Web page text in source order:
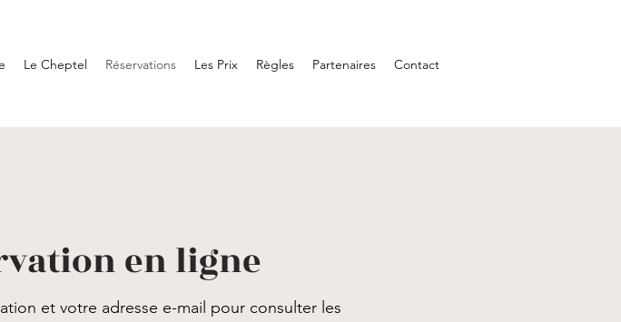
Le Cheptel Réservations Les Prix Règles Partenaires Contact
en ligne
et votre adresse e-mail pour consulter les